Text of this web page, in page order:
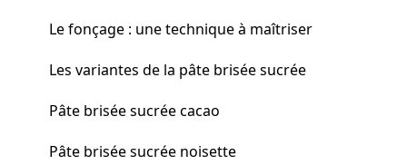
Le fonçage : une technique à maîtriser
Les variantes de la pâte brisée sucrée
Pâte brisée sucrée cacao
Pâte brisée sucrée noisette